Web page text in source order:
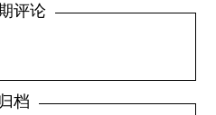
评论
归档